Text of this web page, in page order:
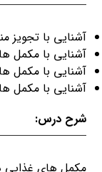
آشنایی با
آشنایی با مکمل
آشنایی با مکمل
آشنایی با مکمل
شرح درس:
مکمل های غذایی